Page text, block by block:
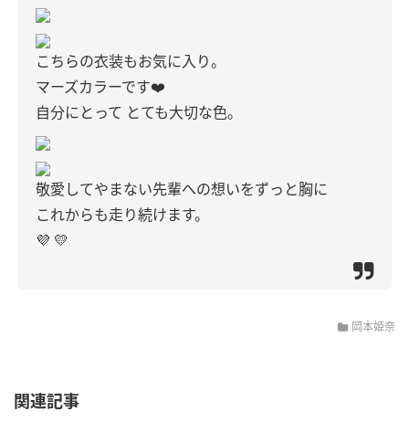
こちらの衣装もお気に入り。
マーズカラーです❤️
自分にとって とても大切な色。
敬愛してやまない先輩への想いをずっと胸に
これからも走り続けます。
💜 💛
岡本姫奈
関連記事